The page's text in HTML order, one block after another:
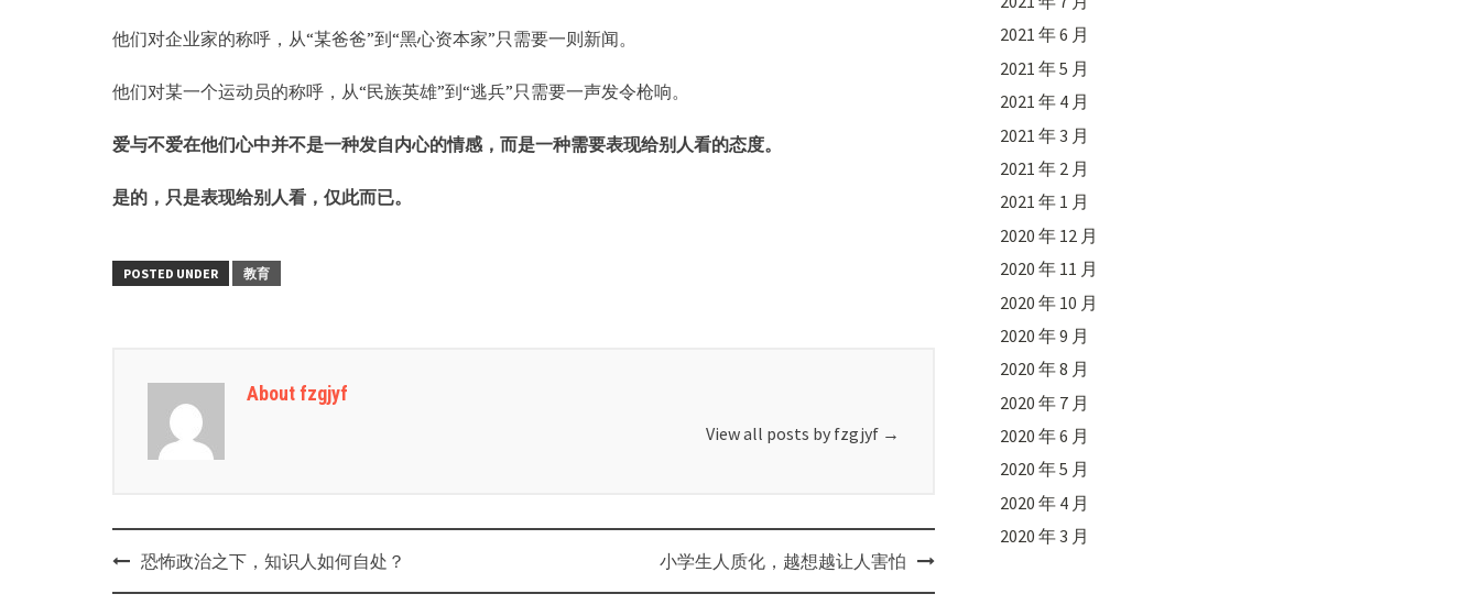
他们对企业家的称呼，从“某爸爸”到“黑心资本家”只需要一则新闻。
他们对某一个运动员的称呼，从“民族英雄”到“逃兵”只需要一声发令枪响。
爱与不爱在他们心中并不是一种发自内心的情感，而是一种需要表现给别人看的态度。
是的，只是表现给别人看，仅此而已。
POSTED UNDER 教育
About fzgjyf
View all posts by fzgjyf →
Post恐怖政治之下，知识人如何自处？ 小学生人质化，越想越让人害怕
2021 年 6 月
2021 年 5 月
2021 年 4 月
2021 年 3 月
2021 年 2 月
2021 年 1 月
2020 年 12 月
2020 年 11 月
2020 年 10 月
2020 年 9 月
2020 年 8 月
2020 年 7 月
2020 年 6 月
2020 年 5 月
2020 年 4 月
2020 年 3 月